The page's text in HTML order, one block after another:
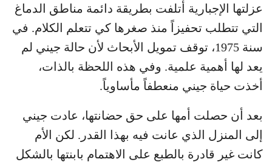
عزلتها الإجبارية أتلفت بطريقة دائمة مناطق الدماغ
التي تتطلب تحفيزاً منذ صغرها كي تتعلم الكلام. في
سنة 1975، توقف تمويل الأبحاث لأن حالة جيني لم
يعد لها أهمية علمية. وفي هذه اللحظة بالذات،
أخذت حياة جيني منعطفاً مأساوياً.
بعد أن حصلت أمها على حق حضانتها، عادت جيني
إلى المنزل الذي عانت فيه بهذا القدر. لكن الأم
كانت غير قادرة بالطبع على الاهتمام بابنتها بالشكل